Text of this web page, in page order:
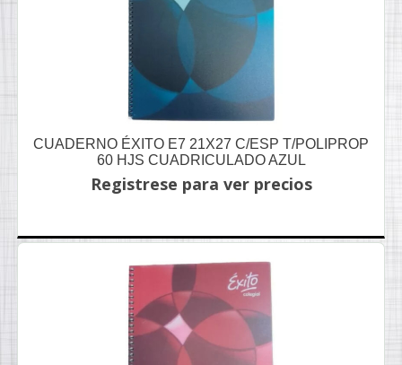
CUADERNO ÉXITO E7 21X27 C/ESP T/POLIPROP
60 HJS CUADRICULADO AZUL
Registrese para ver precios